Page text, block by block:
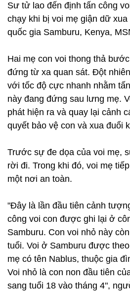
Sư tử lao đến định tấn công
chạy khi bị voi mẹ giận dữ
quốc gia Samburu, Kenya,
Hai mẹ con voi thong thả
đứng từ xa quan sát. Đột
với tốc độ cực nhanh nhằm
này đang đứng sau lưng mẹ.
phát hiện ra và quay lại cảnh
quyết bảo vệ con và xua đuổi
Trước sự đe dọa của voi mẹ,
rời đi. Trong khi đó, voi mẹ
một nơi an toàn.
"Đây là lần đầu tiên cảnh
công voi con được ghi lại ở
Samburu. Con voi nhỏ này
tuổi. Voi ở Samburu được
mẹ có tên Nablus, thuộc gia
Voi nhỏ là con non đầu tiên
sang tuổi 18 vào tháng 4",